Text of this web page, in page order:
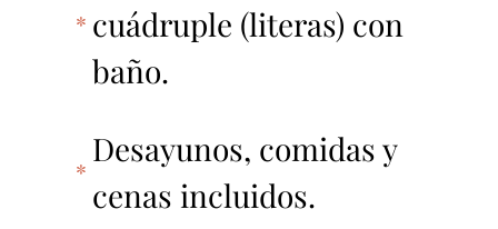
cuádruple (literas) con
baño.
Desayunos, comidas y
cenas incluidos.